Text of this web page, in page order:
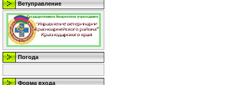
Ветуправление
Погода
Форма входа